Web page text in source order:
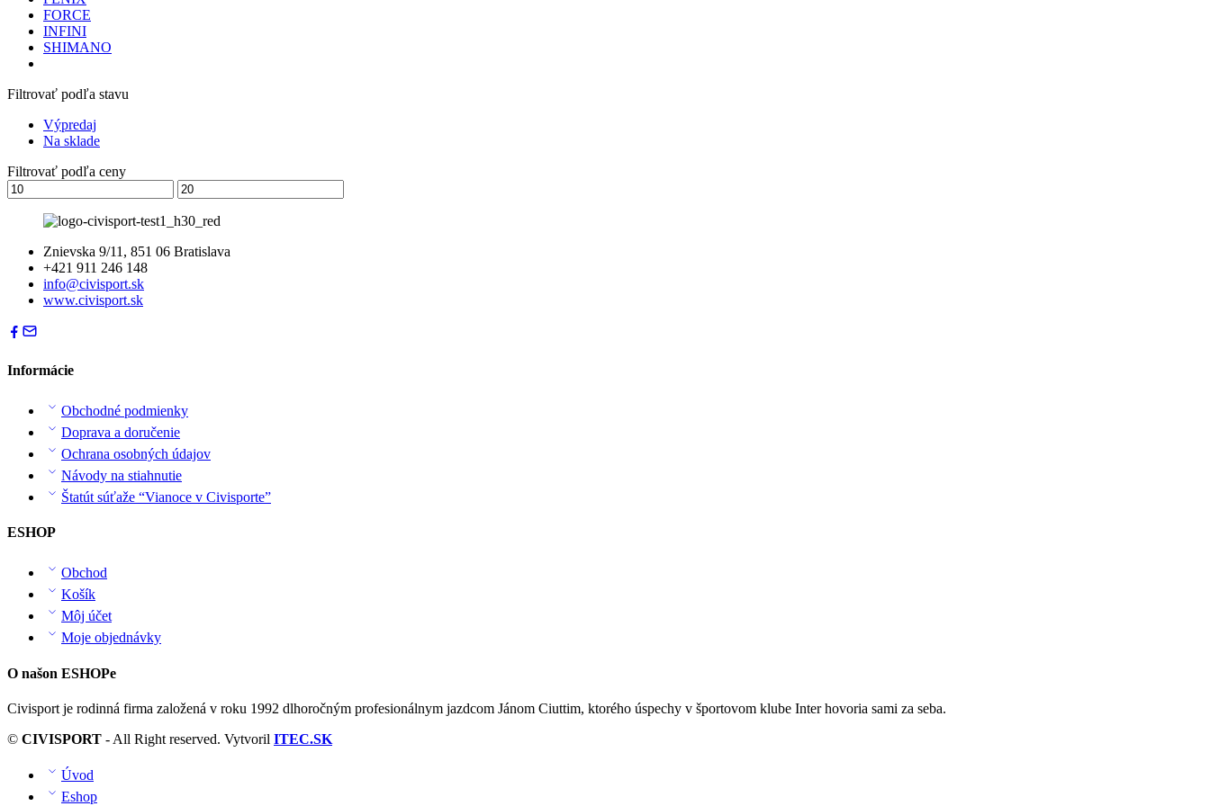
FORCE
INFINI
SHIMANO
Filtrovať podľa stavu
Výpredaj
Na sklade
Filtrovať podľa ceny
Znievska 9/11, 851 06 Bratislava
+421 911 246 148
info@civisport.sk
www.civisport.sk
Informácie
Obchodné podmienky
Doprava a doručenie
Ochrana osobných údajov
Návody na stiahnutie
Štatút súťaže “Vianoce v Civisporte”
ESHOP
Obchod
Košík
Môj účet
Moje objednávky
O našon ESHOPe
Civisport je rodinná firma založená v roku 1992 dlhoročným profesionálnym jazdcom Jánom Ciuttim, ktorého úspechy v športovom klube Inter hovoria sami za seba.
© CIVISPORT - All Right reserved. Vytvoril ITEC.SK
Úvod
Eshop